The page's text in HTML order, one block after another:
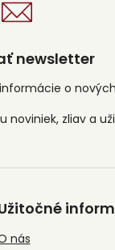
newsletter
o
nás